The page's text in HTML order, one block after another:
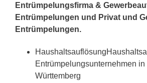
Entrümpelungsfirma &
Entrümpelungen und Privat und
Entrümpelungen.
Entrümpelungsunternehmen
Württemberg